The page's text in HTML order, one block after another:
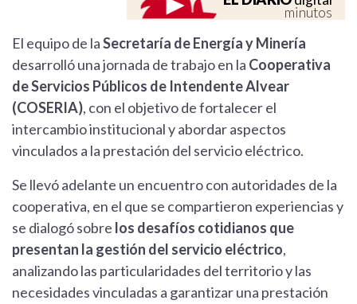
minutos
El equipo de laSecretaría de Energía y Minería
desarrolló una jornada de trabajo en la Cooperativa
de Servicios Públicos de Intendente Alvear
(COSERIA), con el objetivo de fortalecer el
intercambio institucional y abordar aspectos
vinculados a la prestación del servicio eléctrico.
Se llevó adelante un encuentro con autoridades de la
cooperativa, en el que se compartieron experiencias y
se dialogó sobre los desafíos cotidianos que
presentan la gestión del servicio eléctrico,
analizando las particularidades del territorio y las
necesidades vinculadas a garantizar una prestación